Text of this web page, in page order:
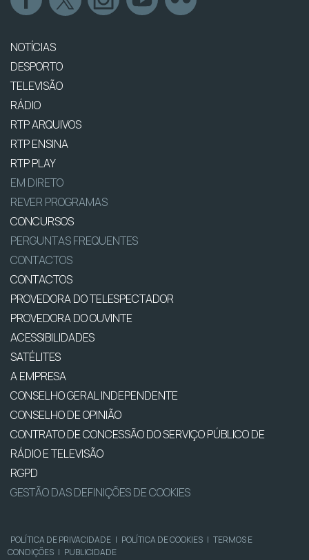
NOTÍCIAS
DESPORTO
TELEVISÃO
RÁDIO
RTP ARQUIVOS
RTP ENSINA
RTP PLAY
EM DIRETO
REVER PROGRAMAS
CONCURSOS
PERGUNTAS FREQUENTES
CONTACTOS
CONTACTOS
PROVEDORA DO TELESPECTADOR
PROVEDORA DO OUVINTE
ACESSIBILIDADES
SATÉLITES
A EMPRESA
CONSELHO GERAL INDEPENDENTE
CONSELHO DE OPINIÃO
CONTRATO DE CONCESSÃO DO SERVIÇO PÚBLICO DE
RÁDIO E TELEVISÃO
RGPD
GESTÃO DAS DEFINIÇÕES DE COOKIES
POLÍTICA DE PRIVACIDADE | POLÍTICA DE COOKIES | TERMOS E
CONDIÇÕES | PUBLICIDADE